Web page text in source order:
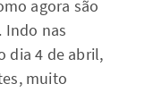
agora são
Indo nas
dia 4 de abril,
muito